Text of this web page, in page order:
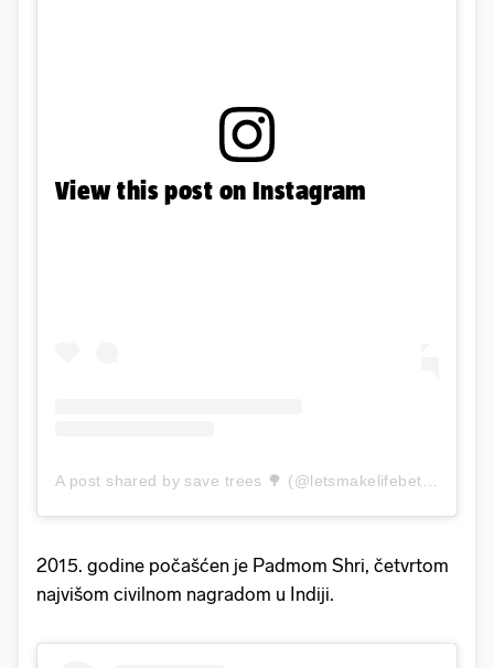
View this post on Instagram
A post shared by save trees 🌳 (@letsmakelifebetteronearth)
2015. godine počašćen je Padmom Shri, četvrtom
najvišom civilnom nagradom u Indiji.